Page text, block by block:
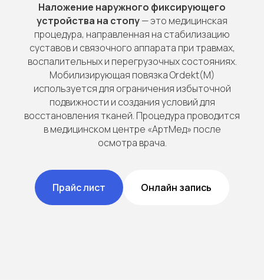
Наложение наружного фиксирующего
устройства на стопу— это медицинская
процедура, направленная на стабилизацию
суставов и связочного аппарата при травмах,
воспалительных и перегрузочных состояниях.
Мобилизирующая повязка Ordekt(M)
используется для ограничения избыточной
подвижности и создания условий для
восстановления тканей. Процедура проводится
в медицинском центре «АртМед» после
осмотра врача.
Прайс лист Онлайн запись